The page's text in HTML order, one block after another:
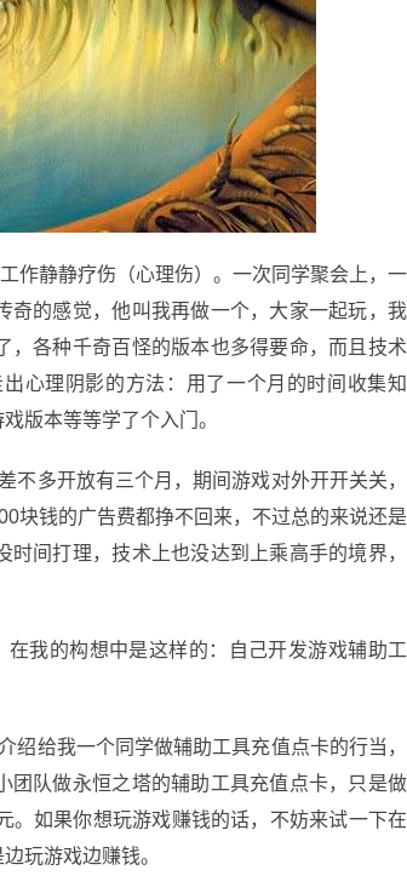
静静疗伤（心理伤）。一次同学聚会上，一
奇的感觉，他叫我再做一个，大家一起玩，我
，各种千奇百怪的版本也多得要命，而且技术
心理阴影的方法：用了一个月的时间收集知
版本等等学了个入门。
多开放有三个月，期间游戏对外开开关关，
块钱的广告费都挣不回来，不过总的来说还是
时间打理，技术上也没达到上乘高手的境界，
我的构想中是这样的：自己开发游戏辅助工
给我一个同学做辅助工具充值点卡的行当，
团队做永恒之塔的辅助工具充值点卡，只是做
。如果你想玩游戏赚钱的话，不妨来试一下在
玩游戏边赚钱。